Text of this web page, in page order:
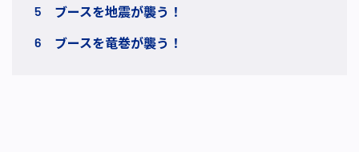
ブースを地震が襲う！
ブースを竜巻が襲う！